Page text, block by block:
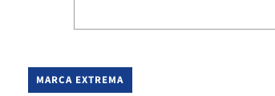
MARCA EXTREMA